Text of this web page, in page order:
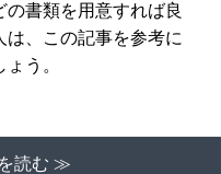
書類を用意すれば良
は、この記事を参考に
う。
読む ≫